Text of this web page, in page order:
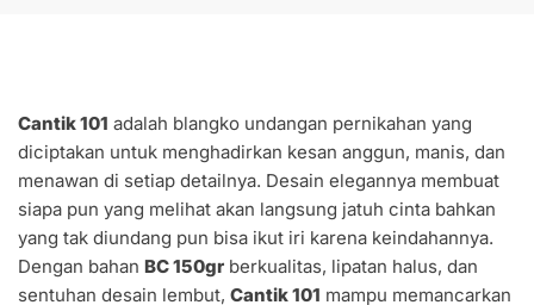
Cantik 101 adalah blangko undangan pernikahan yang
diciptakan untuk menghadirkan kesan anggun, manis, dan
menawan di setiap detailnya. Desain elegannya membuat
siapa pun yang melihat akan langsung jatuh cinta bahkan
yang tak diundang pun bisa ikut iri karena keindahannya.
Dengan bahan BC 150gr berkualitas, lipatan halus, dan
sentuhan desain lembut, Cantik 101 mampu memancarkan